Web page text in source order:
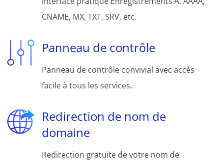
CNAME, MX, TXT, SRV, etc.
Panneau de contrôle
Panneau de contrôle convivial avec accès
facile à tous les services.
Redirection de nom de
domaine
Redirection gratuite de votre nom de